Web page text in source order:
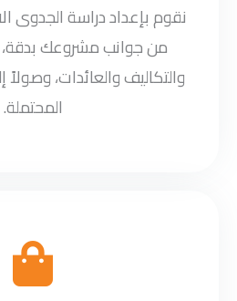
نقوم بإعداد دراسة الجدوى
من جوانب مشروعك
والتكاليف والعائدات،
المحتملة.